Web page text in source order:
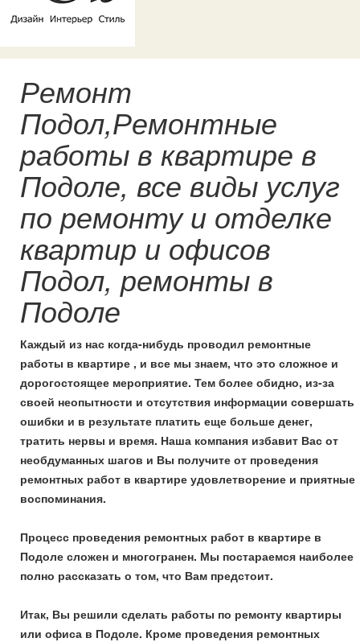
Ремонт
Подол,Ремонтные
работы в квартире в
Подоле, все виды услуг
по ремонту и отделке
квартир и офисов
Подол, ремонты в
Подоле
Каждый из нас когда-нибудь проводил ремонтные
работы в квартире , и все мы знаем, что это сложное и
дорогостоящее мероприятие. Тем более обидно, из-за
своей неопытности и отсутствия информации совершать
ошибки и в результате платить еще больше денег,
тратить нервы и время. Наша компания избавит Вас от
необдуманных шагов и Вы получите от проведения
ремонтных работ в квартире удовлетворение и приятные
воспоминания.
Процесс проведения ремонтных работ в квартире в
Подоле сложен и многогранен. Мы постараемся наиболее
полно рассказать о том, что Вам предстоит.
Итак, Вы решили сделать работы по ремонту квартиры
или офиса в Подоле. Кроме проведения ремонтных